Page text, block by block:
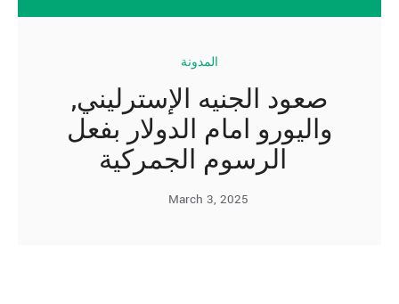
المدونة
صعود الجنيه الإسترليني,
واليورو امام الدولار بفعل
March 3, 2025